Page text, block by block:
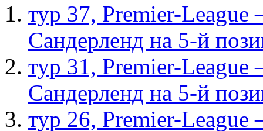
тур 37, Рremier-
Сандерленд на 5-й
тур 31, Рremier-
Сандерленд на 5-й
тур 26, Рremier-